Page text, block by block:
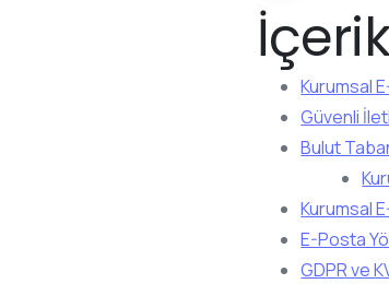
Kurumsal
Güvenli
Bulut
Kurumsal
E-Posta
GDPR ve